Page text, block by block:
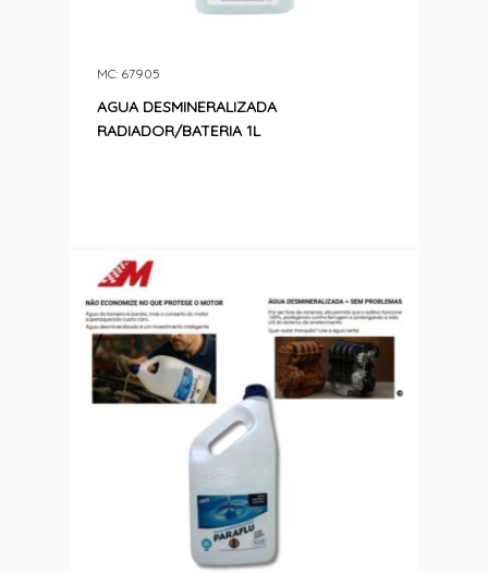
AGUA DESMINERALIZADA
RADIADOR/BATERIA 1L
MC: 67905